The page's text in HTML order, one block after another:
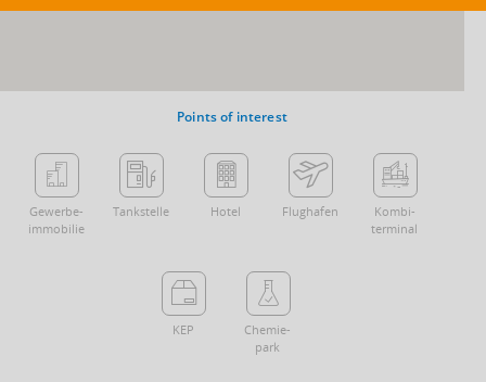
Points of interest
Gewerbe­
immobilie
Tankstelle Hotel Flughafen
Kombi­
terminal
KEP
Chemie­
park